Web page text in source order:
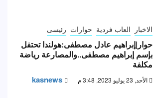
الاخبار العاب فردية حوارات رئيسى
حوار|إبراهيم عادل مصطفى:هولندا تحتفل
بإسم إبراهيم مصطفى..والمصارعة رياضة
مكلفة
الأحد, 23 يوليو 2023, 3:48 م kasnews